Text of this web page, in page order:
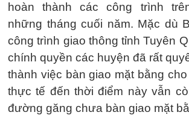
hoàn thành các công trình
những tháng cuối năm. Mặc dù
công trình giao thông tỉnh Tuyên
chính quyền các huyện đã rất
thành việc bàn giao mặt bằng
thực tế đến thời điểm này vẫn
đường găng chưa bàn giao mặt